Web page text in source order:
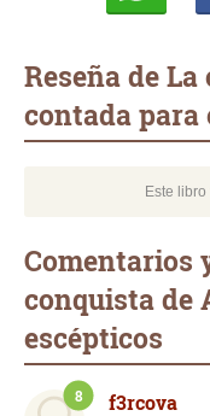
Reseña de
contada para
Este
Comentarios
conquista de
escépticos
f3rcova
8